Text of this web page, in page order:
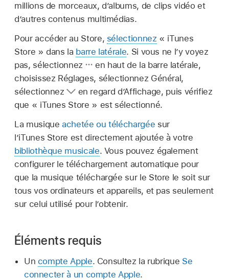
millions de morceaux, d’albums, de clips vidéo et
d’autres contenus multimédias.
Pour accéder au Store, sélectionnez « iTunes
Store » dans la barre latérale. Si vous ne l’y voyez
pas, sélectionnez
en haut de la barre latérale,
choisissez Réglages, sélectionnez Général,
sélectionnez
en regard d’Affichage, puis vérifiez
que « iTunes Store » est sélectionné.
La musiqueachetée ou téléchargée sur
l’iTunes Store est directement ajoutée à votre
bibliothèque musicale. Vous pouvez également
configurer le téléchargement automatique pour
que la musique téléchargée sur le Store le soit sur
tous vos ordinateurs et appareils, et pas seulement
sur celui utilisé pour l’obtenir.
Éléments requis
Un compte Apple. Consultez la rubrique Se
connecter à un compte Apple.